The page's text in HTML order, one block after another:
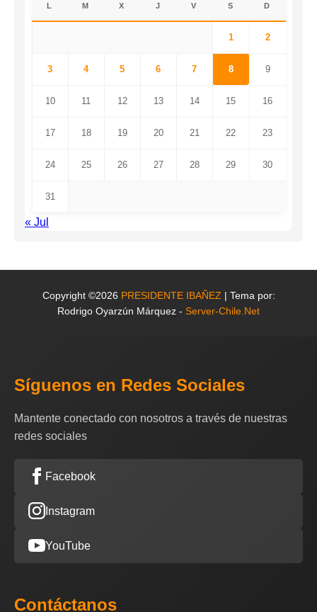
L M X J V S D
1 2
3 4 5 6 7 8 9
10 11 12 13 14 15 16
17 18 19 20 21 22 23
24 25 26 27 28 29 30
31
« Jul
Copyright ©2026 PRESIDENTE IBAÑEZ | Tema por:
Rodrigo Oyarzún Márquez - Server-Chile.Net
Síguenos en Redes Sociales
Mantente conectado con nosotros a través de nuestras
redes sociales
Facebook
Instagram
YouTube
Contáctanos